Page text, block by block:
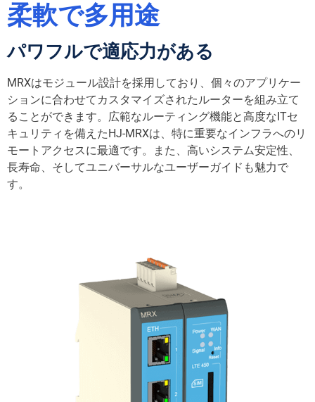
柔軟で多用途
パワフルで適応力がある
MRXはモジュール設計を採用しており、個々のアプリケー
ションに合わせてカスタマイズされたルーターを組み立て
ることができます。広範なルーティング機能と高度なITセ
キュリティを備えたHJ-MRXは、特に重要なインフラへのリ
モートアクセスに最適です。また、高いシステム安定性、
長寿命、そしてユニバーサルなユーザーガイドも魅力で
す。